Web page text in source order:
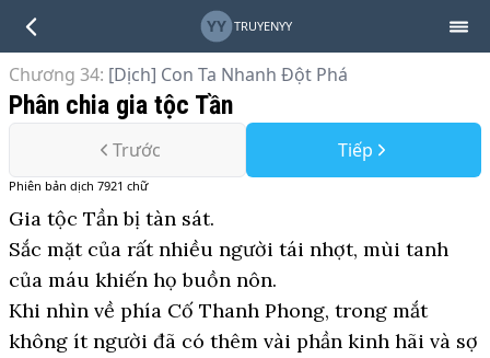
YY TRUYENYY
Chương 34: [Dịch] Con Ta Nhanh Đột Phá
Phân chia gia tộc Tần
Trước Tiếp
Phiên bản dịch 7921 chữ
Gia tộc Tần bị tàn sát.
Sắc mặt của rất nhiều người tái nhợt, mùi tanh
của máu khiến họ buồn nôn.
Khi nhìn về phía Cố Thanh Phong, trong mắt
không ít người đã có thêm vài phần kinh hãi và sợ